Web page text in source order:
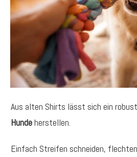
Aus alten Shirts lässt sich ein
Hundeherstellen.
Einfach Streifen schneiden,